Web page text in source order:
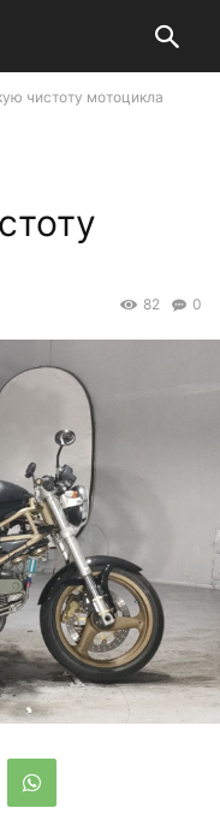
чистоту мотоцикла
0
82